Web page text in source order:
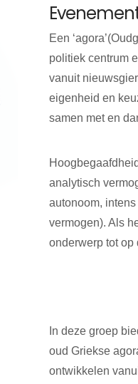
Een
politiek centrum
vanuit
eigenheid en
samen met en
analytisch
autonoom,
vermogen). Als
onderwerp tot op
In deze groep
oud Griekse
ontwikkelen